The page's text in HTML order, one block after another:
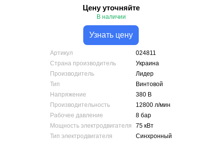
Цену уточняйте
В наличии
Узнать цену
Артикул
024811
Страна производитель
Украина
Производитель
Лидер
Тип
Винтовой
Напряжение
380 В
Производительность
12800 л/мин
Рабочее давление
8 бар
Мощность электродвигателя
75 кВт
Тип электродвигателя
Синхронный